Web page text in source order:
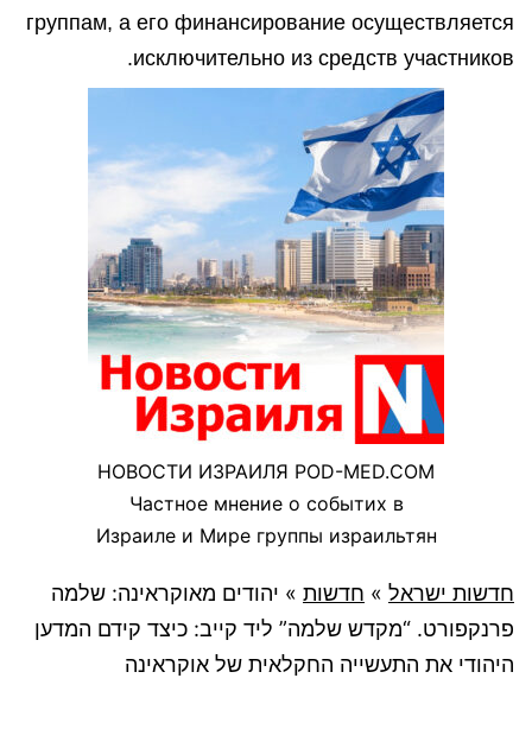
группам, а его финансирование осуществляется
исключительно из средств участников.
НОВОСТИ ИЗРАИЛЯ POD-MED.COM
Частное мнение о событих в
Израиле и Мире группы израильтян
חדשות ישראל » חדשות » יהודים מאוקראינה: שלמה
פרנקפורט. “מקדש שלמה” ליד קייב: כיצד קידם המדען
היהודי את התעשייה החקלאית של אוקראינה